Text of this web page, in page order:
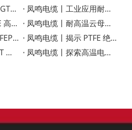
凤鸣电缆丨多功能TGGT耐热线：高温应用的可靠解决方案
凤鸣电缆丨工业应用耐热电线指南
凤鸣电缆丨使用 PTFE 高温线增强性能
凤鸣电缆丨耐高温云母线，质量可靠，耐温500度
凤鸣电缆丨使用柔性 FEP 连接电缆提高性能
凤鸣电缆丨揭示 PTFE 绝缘线的优点
凤鸣电缆丨PFA 绝缘 T 型热电偶线增强温度传感
凤鸣电缆丨探索高温电缆指南